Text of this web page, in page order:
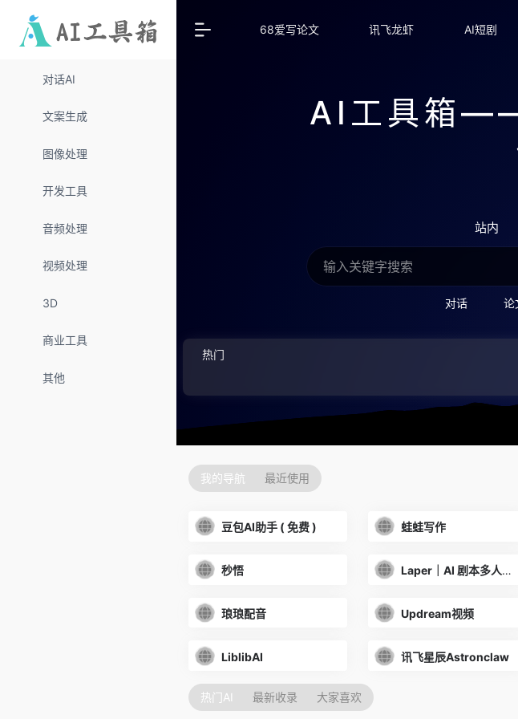
对话AI
文案生成
图像处理
开发工具
音频处理
视频处理
3D
商业工具
其他
68爱写论文 讯飞龙虾 AI短剧
AI工具箱
站内
对话 论
热门
我的导航 最近使用
豆包AI助手 ( 免费 ) 蛙蛙写作
秒悟 Laper｜AI 剧本多人协作平台
琅琅配音 Updream视频
LiblibAI 讯飞星辰Astronclaw
热门AI 最新收录 大家喜欢